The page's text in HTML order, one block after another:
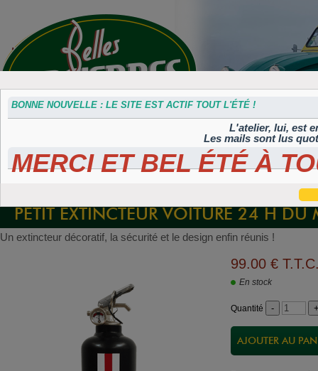
Accessoires
divers
Plaques 3D
Maillefaud et
Plaques
immatriculation
Plaques
autocollantes et
Plaques
peintes
BONNE NOUVELLE : LE SITE EST ACTIF TOUT L'ÉTÉ !
L'atelier, lui, est
Les mails sont lus
MERCI ET BEL ÉTÉ À
PETIT EXTINCTEUR VOITURE 24 H
Un extincteur décoratif, la sécurité et le design enfin réunis !
99.00 €
En stock
Quantité